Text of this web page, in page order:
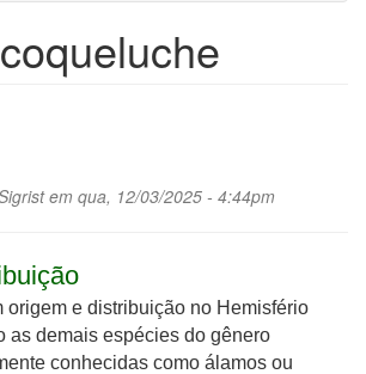
em qua, 12/03/2025 - 4:44pm
origem e distribuição no Hemisfério
as demais espécies do gênero
conhecidas como álamos ou